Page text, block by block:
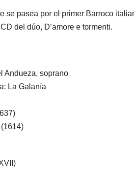
se pasea por el primer Barroco
del dúo, D’amore e tormenti.
Andueza, soprano
La Galanía